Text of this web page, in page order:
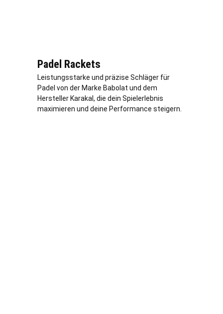
Padel Rackets
Leistungsstarke und präzise Schläger für
Padel von der Marke Babolat und dem
Hersteller Karakal, die dein Spielerlebnis
maximieren und deine Performance steigern.